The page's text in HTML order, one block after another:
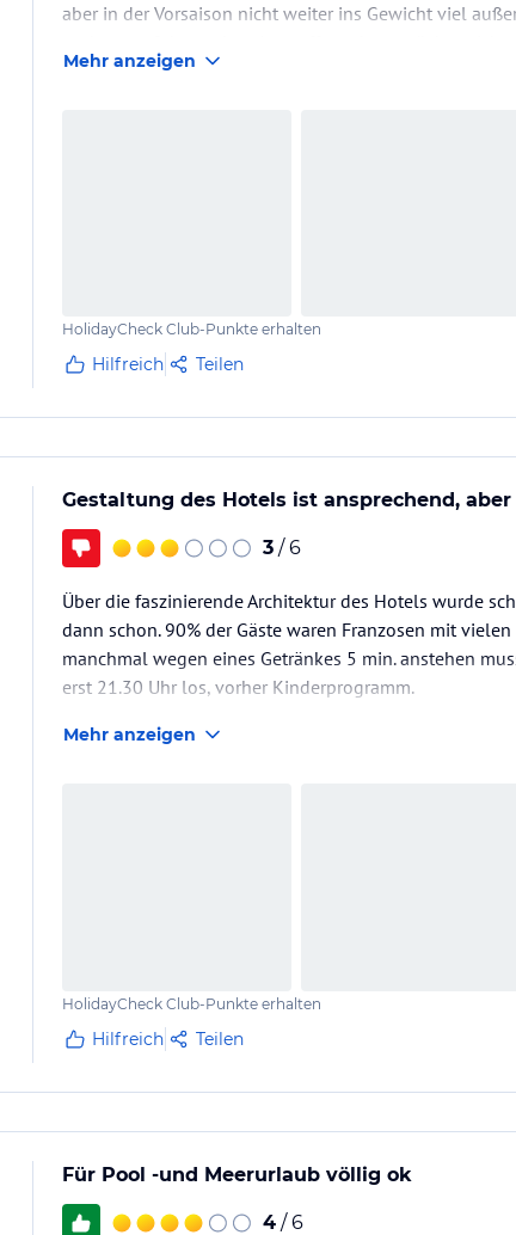
aber in der Vorsaison nicht weiter ins Gewicht viel
Mehr anzeigen
HolidayCheck Club-Punkte erhalten
Hilfreich Teilen
Gestaltung des Hotels ist ansprechend,
3 / 6
Über die faszinierende Architektur des Hotels wurde
dann schon. 90% der Gäste waren Franzosen mit
manchmal wegen eines Getränkes 5 min. anstehen
erst 21.30 Uhr los, vorher Kinderprogramm.
Mehr anzeigen
HolidayCheck Club-Punkte erhalten
Hilfreich Teilen
Für Pool -und Meerurlaub völlig ok
4 / 6